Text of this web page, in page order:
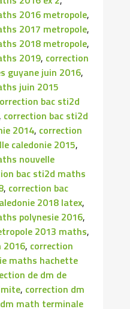
2016 metropole,
2017 metropole,
2018 metropole,
2019, correction
guyane juin 2016,
juin 2015
bac sti2d
correction bac sti2d
2014, correction
caledonie 2015,
nouvelle
bac sti2d maths
, correction bac
2018 latex,
polynesie 2016,
2013 maths,
2016, correction
maths hachette
de dm de
, correction dm
math terminale